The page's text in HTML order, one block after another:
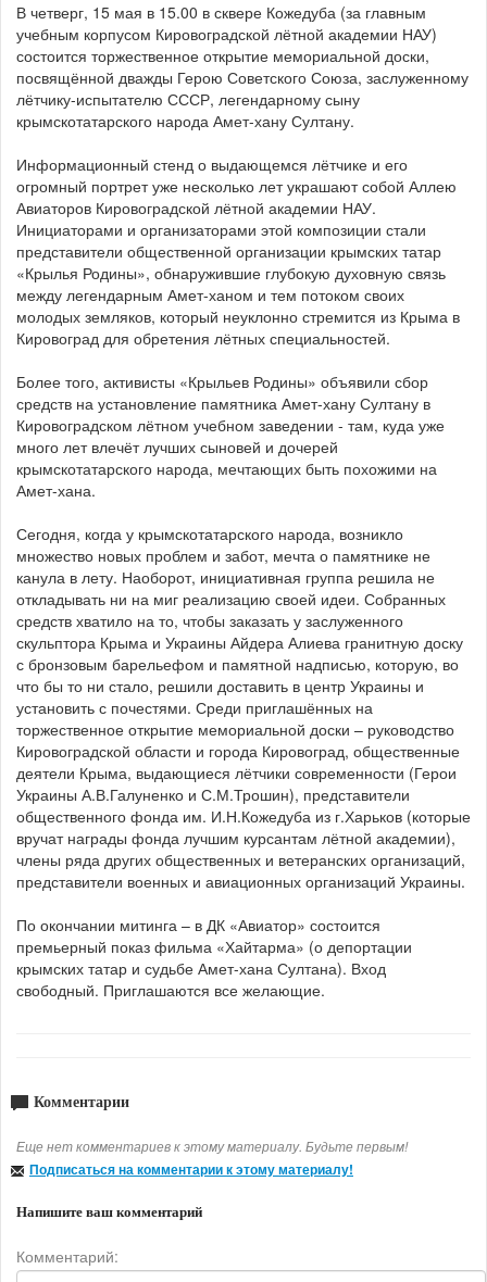
В четверг, 15 мая в 15.00 в сквере Кожедуба (за главным
учебным корпусом Кировоградской лётной академии НАУ)
состоится торжественное открытие мемориальной доски,
посвящённой дважды Герою Советского Союза, заслуженному
лётчику-испытателю СССР, легендарному сыну
крымскотатарского народа Амет-хану Султану.
Информационный стенд о выдающемся лётчике и его
огромный портрет уже несколько лет украшают собой Аллею
Авиаторов Кировоградской лётной академии НАУ.
Инициаторами и организаторами этой композиции стали
представители общественной организации крымских татар
«Крылья Родины», обнаружившие глубокую духовную связь
между легендарным Амет-ханом и тем потоком своих
молодых земляков, который неуклонно стремится из Крыма в
Кировоград для обретения лётных специальностей.
Более того, активисты «Крыльев Родины» объявили сбор
средств на установление памятника Амет-хану Султану в
Кировоградском лётном учебном заведении - там, куда уже
много лет влечёт лучших сыновей и дочерей
крымскотатарского народа, мечтающих быть похожими на
Амет-хана.
Сегодня, когда у крымскотатарского народа, возникло
множество новых проблем и забот, мечта о памятнике не
канула в лету. Наоборот, инициативная группа решила не
откладывать ни на миг реализацию своей идеи. Собранных
средств хватило на то, чтобы заказать у заслуженного
скульптора Крыма и Украины Айдера Алиева гранитную доску
с бронзовым барельефом и памятной надписью, которую, во
что бы то ни стало, решили доставить в центр Украины и
установить с почестями. Среди приглашённых на
торжественное открытие мемориальной доски – руководство
Кировоградской области и города Кировоград, общественные
деятели Крыма, выдающиеся лётчики современности (Герои
Украины А.В.Галуненко и С.М.Трошин), представители
общественного фонда им. И.Н.Кожедуба из г.Харьков (которые
вручат награды фонда лучшим курсантам лётной академии),
члены ряда других общественных и ветеранских организаций,
представители военных и авиационных организаций Украины.
По окончании митинга – в ДК «Авиатор» состоится
премьерный показ фильма «Хайтарма» (о депортации
крымских татар и судьбе Амет-хана Султана). Вход
свободный. Приглашаются все желающие.
Комментарии
Еще нет комментариев к этому материалу. Будьте первым!
Подписаться на комментарии к этому материалу!
Напишите ваш комментарий
Комментарий: